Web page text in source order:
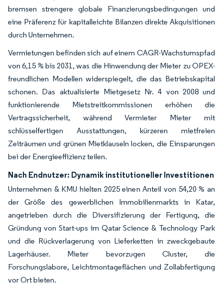
bremsen strengere globale Finanzierungsbedingungen und
eine Präferenz für kapitalleichte Bilanzen direkte Akquisitionen
durch Unternehmen.
Vermietungen befinden sich auf einem CAGR-Wachstumspfad
von 6,15 % bis 2031, was die Hinwendung der Mieter zu OPEX-
freundlichen Modellen widerspiegelt, die das Betriebskapital
schonen. Das aktualisierte Mietgesetz Nr. 4 von 2008 und
funktionierende Mietstreitkommissionen erhöhen die
Vertragssicherheit, während Vermieter Mieter mit
schlüsselfertigen Ausstattungen, kürzeren mietfreien
Zeiträumen und grünen Mietklauseln locken, die Einsparungen
bei der Energieeffizienz teilen.
Nach Endnutzer: Dynamik institutioneller Investitionen
Unternehmen & KMU hielten 2025 einen Anteil von 54,20 % an
der Größe des gewerblichen Immobilienmarkts in Katar,
angetrieben durch die Diversifizierung der Fertigung, die
Gründung von Start-ups im Qatar Science & Technology Park
und die Rückverlagerung von Lieferketten in zweckgebaute
Lagerhäuser. Mieter bevorzugen Cluster, die
Forschungslabore, Leichtmontageflächen und Zollabfertigung
vor Ort bieten.